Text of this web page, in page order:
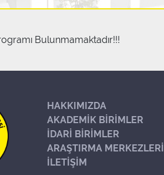
Bulunmamaktadır!!!
HAKKIMIZDA
AKADEMİK BİRİMLER
İDARİ BİRİMLER
ARAŞTIRMA MERKEZLERİ
İLETİŞİM